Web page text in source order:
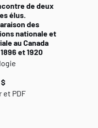
de deux
élus.
des
nationale et
au Canada
et 1920
et PDF